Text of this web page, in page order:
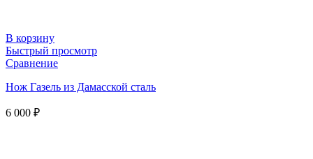
В корзину
Быстрый просмотр
Сравнение
Нож Газель из Дамасской сталь
6 000 ₽